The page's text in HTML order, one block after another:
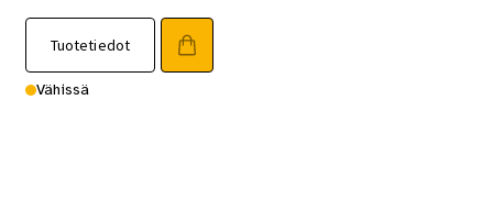
Tuotetiedot
Vähissä